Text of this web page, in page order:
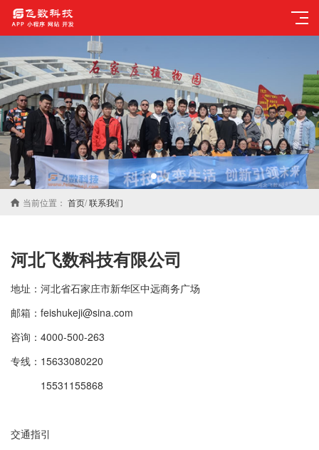
当前位置： 首页/联系我们
河北飞数科技有限公司
地址：河北省石家庄市新华区中远商务广场
邮箱：feishukeji@sina.com
咨询：4000-500-263
专线： 15633080220
15531155868
交通指引